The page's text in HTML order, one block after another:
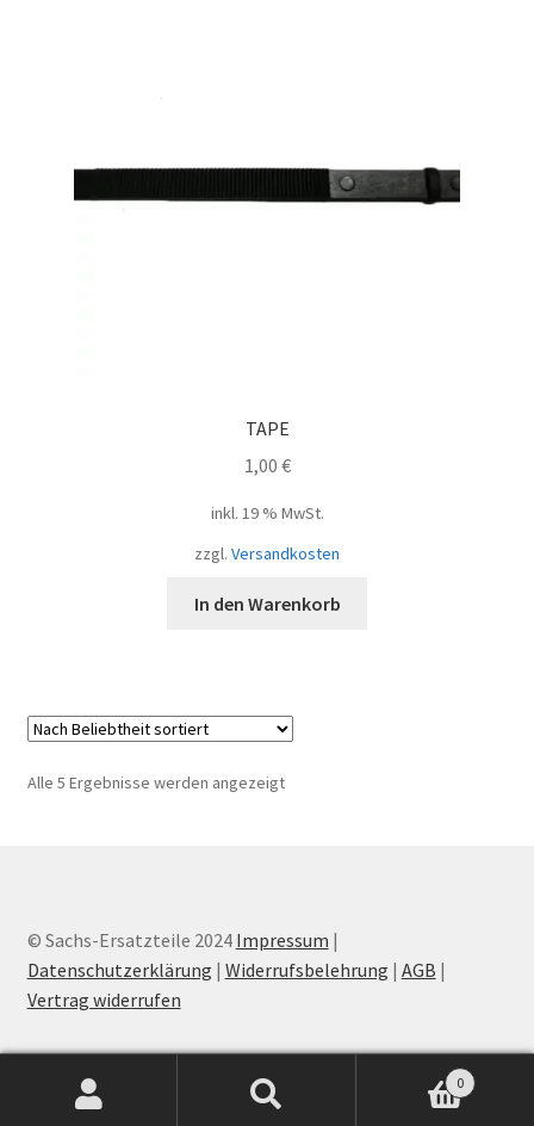
TAPE
1,00 €
inkl. 19 % MwSt.
zzgl. Versandkosten
In den Warenkorb
Alle 5 Ergebnisse werden angezeigtNach
© Sachs-Ersatzteile 2024 Impressum |
Datenschutzerklärung | Widerrufsbelehrung | AGB |
Vertrag widerrufen
0